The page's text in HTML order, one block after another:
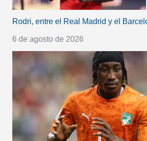
Rodri, entre el Real Madrid y el
6 de agosto de 2026